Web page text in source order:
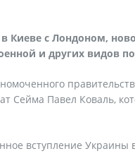
Киеве с Лондоном,
и других видов
Сейма Павел Коваль,
вступление Украины